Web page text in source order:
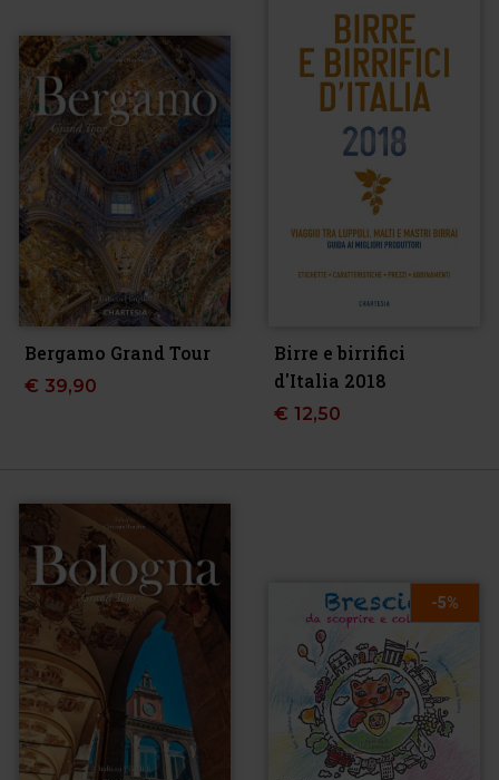
Bergamo Grand Tour
€ 39,90
Birre e birrifici
d'Italia 2018
€ 12,50
-5%